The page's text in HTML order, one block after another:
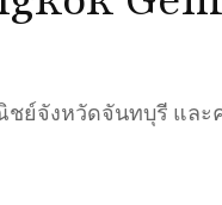
หวัดจันทบุรี และคณ